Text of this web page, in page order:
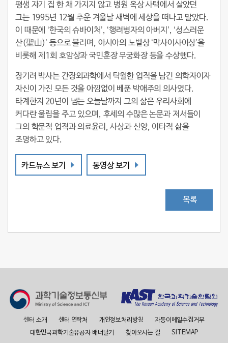
평생 자기 집 한 채 가지지 않고 병원 옥상 사택에서 살았던
그는 1995년 12월 추운 겨울날 새벽에 세상을 떠나고 말았다.
이 때문에 ‘한국의 슈바이처’, ‘행려병자의 아버지’, ‘성스러운
산(聖山)’ 등으로 불리며, 아시아의 노벨상 ‘막사이사이상’을
비롯해 제1회 호암상과 국민훈장 무궁화장 등을 수상했다.
장기려 박사는 간장외과학에서 탁월한 업적을 남긴 의학자이자
자신이 가진 모든 것을 아낌없이 베푼 박애주의 의사였다.
타계한지 20년이 넘는 오늘날까지 그의 삶은 우리사회에
커다란 울림을 주고 있으며, 후세의 수많은 논문과 저서들이
그의 학문적 업적과 의료윤리, 사상과 신앙, 이타적 삶을
조명하고 있다.
카드뉴스 보기 동영상 보기
목록
센터 소개 센터 연락처 개인정보처리방침
자동이메일수집거부
대한민국과학기술유공자 배너달기
찾아오시는 길 SITEMAP